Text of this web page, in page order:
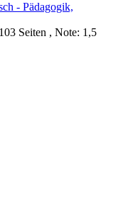
- Pädagogik,
Seiten , Note: 1,5